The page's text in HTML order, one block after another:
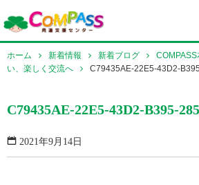
ホーム 新着情報 新着ブログ
い、楽しく交流へ
C79435AE-22E5-43D2-
C79435AE-22E5-43D2-B395-
2021年9月14日